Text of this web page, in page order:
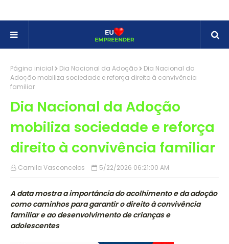
Página inicial Dia Nacional da Adoção
Dia Nacional da
Adoção mobiliza sociedade e reforça direito à convivência
familiar
Dia Nacional da Adoção
mobiliza sociedade e reforça
direito à convivência familiar
Camila Vasconcelos 5/22/2026 06:21:00 AM
A data mostra a importância do acolhimento e da adoção
como caminhos para garantir o direito à convivência
familiar e ao desenvolvimento de crianças e
adolescentes